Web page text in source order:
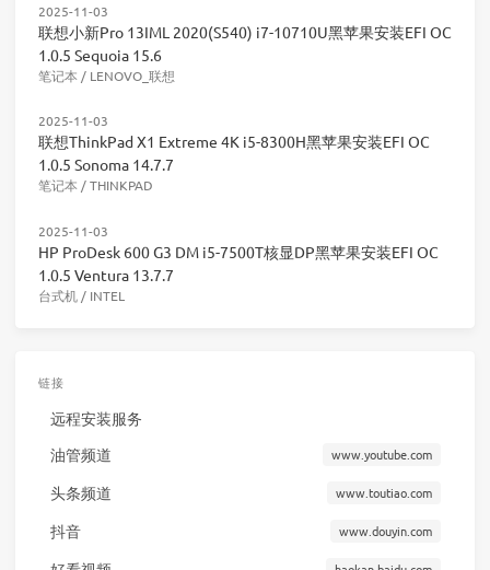
2025-11-03
联想小新Pro 13IML 2020(S540) i7-10710U黑苹果安装EFI OC
1.0.5 Sequoia 15.6
笔记本 / LENOVO_联想
2025-11-03
联想ThinkPad X1 Extreme 4K i5-8300H黑苹果安装EFI OC
1.0.5 Sonoma 14.7.7
笔记本/THINKPAD
2025-11-03
HP ProDesk 600 G3 DM i5-7500T核显DP黑苹果安装EFI OC
1.0.5 Ventura 13.7.7
台式机 / INTEL
链接
远程安装服务
油管频道
www.youtube.com
头条频道 www.toutiao.com
抖音 www.douyin.com